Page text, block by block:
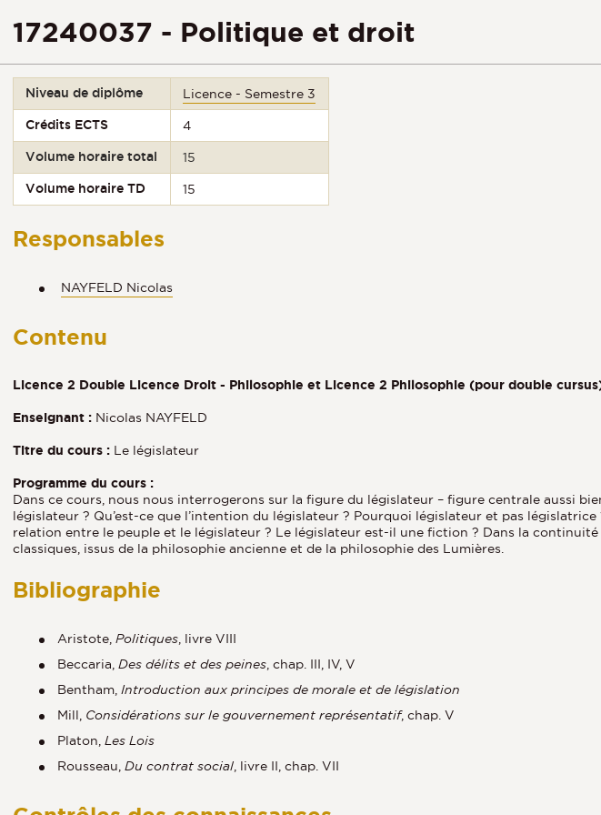
17240037 - Politique et droit
Niveau de diplôme Licence - Semestre 3
Crédits ECTS 4
Volume horaire total 15
Volume horaire TD 15
Responsables
NAYFELD Nicolas
Contenu
Licence 2 Double Licence Droit - Philosophie et Licence 2 Philosophie (pour double
Enseignant : Nicolas NAYFELD
Titre du cours : Le législateur
Programme du cours :
Dans ce cours, nous nous interrogerons sur la figure du législateur – figure centrale aussi
législateur ? Qu’est-ce que l’intention du législateur ? Pourquoi législateur et pas
relation entre le peuple et le législateur ? Le législateur est-il une fiction ? Dans la
classiques, issus de la philosophie ancienne et de la philosophie des Lumières.
Bibliographie
Aristote, Politiques , livre VIII
Beccaria, Des délits et des peines , chap. III, IV, V
Bentham, Introduction aux principes de morale et de législation
Mill, Considérations sur le gouvernement représentatif, chap. V
Platon, Les Lois
Rousseau, Du contrat social , livre II, chap. VII